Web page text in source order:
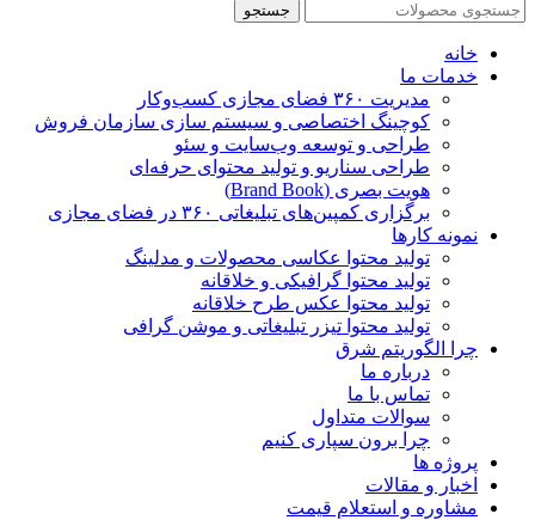
جستجو
خانه
خدمات ما
مدیریت ۳۶۰ فضای مجازی کسب‌وکار
کوچینگ اختصاصی و سیستم سازی سازمان فروش
طراحی و توسعه وب‌سایت و سئو
طراحی سناریو و تولید محتوای حرفه‌ای
هویت بصری (Brand Book)
برگزاری کمپین‌های تبلیغاتی ۳۶۰ در فضای مجازی
نمونه کارها
تولید محتوا عکاسی محصولات و مدلینگ
تولید محتوا گرافیکی و خلاقانه
تولید محتوا عکس طرح خلاقانه
تولید محتوا تیزر تبلیغاتی و موشن گرافی
چرا الگوریتم شرق
درباره ما
تماس با ما
سوالات متداول
چرا برون سپاری کنیم
پروژه ها
اخبار و مقالات
مشاوره و استعلام قیمت